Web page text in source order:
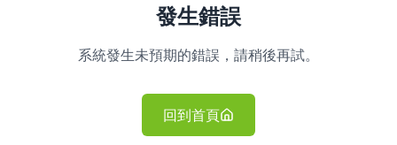
發生錯誤
系統發生未預期的錯誤，請稍後再試。
回到首頁